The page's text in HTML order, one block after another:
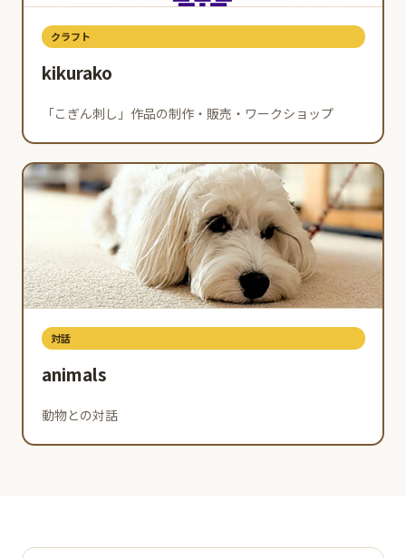
クラフト
kikurako
「こぎん刺し」作品の制作・販売・ワークショップ
対話
animals
動物との対話